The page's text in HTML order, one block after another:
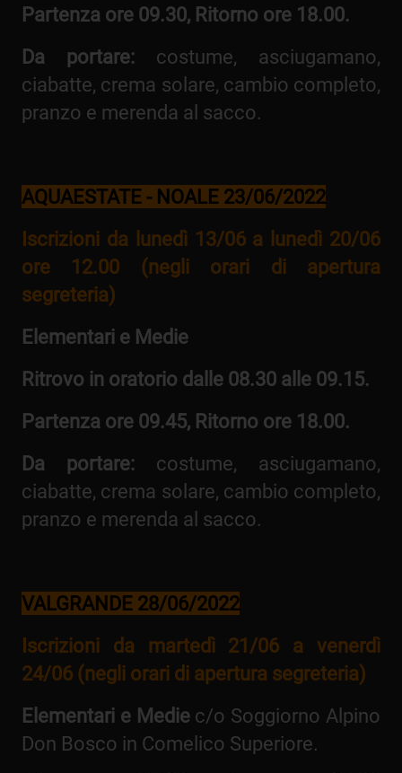
Partenza ore 09.30, Ritorno ore 18.00.
Da portare: costume, asciugamano,
ciabatte, crema solare, cambio completo,
pranzo e merenda al sacco.
AQUAESTATE - NOALE 23/06/2022
Iscrizioni da lunedì 13/06 a lunedì 20/06
ore 12.00 (negli orari di apertura
segreteria)
Elementari e Medie
Ritrovo in oratorio dalle 08.30 alle 09.15.
Partenza ore 09.45, Ritorno ore 18.00.
Da portare: costume, asciugamano,
ciabatte, crema solare, cambio completo,
pranzo e merenda al sacco.
VALGRANDE 28/06/2022
Iscrizioni da martedì 21/06 a venerdì
24/06 (negli orari di apertura segreteria)
Elementari e Medie c/o Soggiorno Alpino
Don Bosco in Comelico Superiore.